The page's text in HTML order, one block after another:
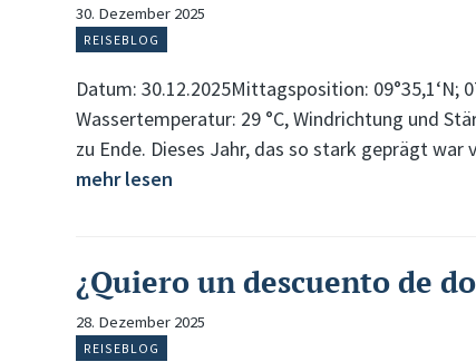
30. Dezember 2025
REISEBLOG
Datum: 30.12.2025Mittagsposition: 09°35,1‘N;
Wassertemperatur: 29 °C, Windrichtung und
zu Ende. Dieses Jahr, das so stark geprägt
mehr lesen
¿Quiero un descuento de
28. Dezember 2025
REISEBLOG